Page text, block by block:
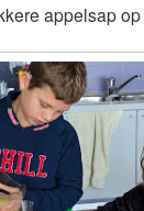
appelsap